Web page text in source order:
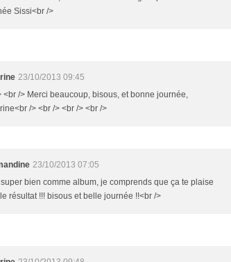
Sissi<br />
23/10/2013 09:45
<br /> Merci beaucoup, bisous, et bonne journée,
/> <br /> <br /> <br />
23/10/2013 07:05
bien comme album, je comprends que ça te plaise
résultat !!! bisous et belle journée !!<br />